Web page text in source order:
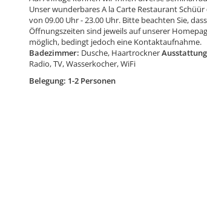
Unser wunderbares A la Carte Restaurant
von 09.00 Uhr - 23.00 Uhr. Bitte beachten Sie,
Öffnungszeiten sind jeweils auf unserer
möglich, bedingt jedoch eine Kontaktaufnahme.
Badezimmer: Dusche, Haartrockner
Radio, TV, Wasserkocher, WiFi
Belegung: 1-2 Personen